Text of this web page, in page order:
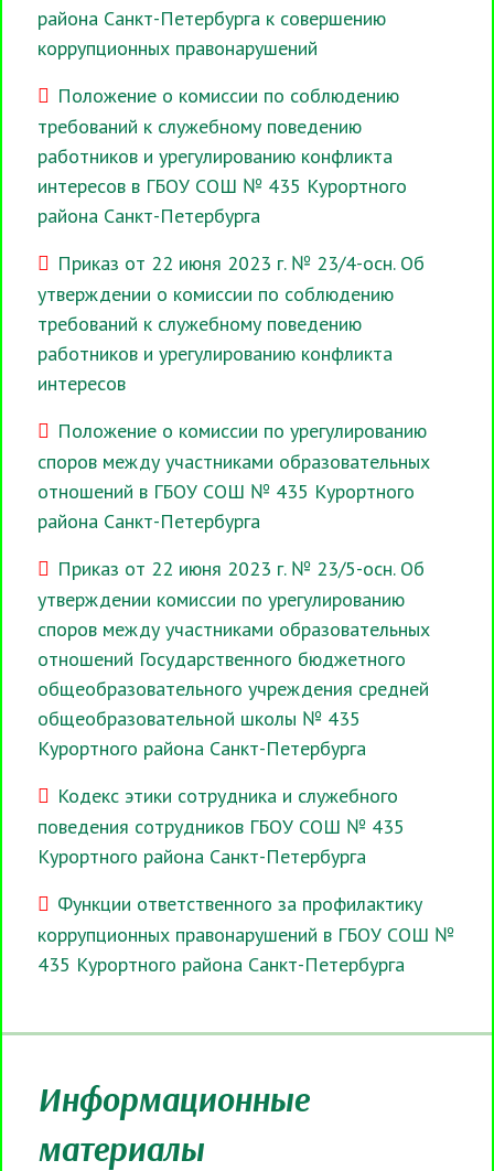
района Санкт-Петербурга к совершению
коррупционных правонарушений
Положение о комиссии по соблюдению
требований к служебному поведению
работников и урегулированию конфликта
интересов в ГБОУ СОШ № 435 Курортного
района Санкт-Петербурга
Приказ от 22 июня 2023 г. № 23/4-осн. Об
утверждении о комиссии по соблюдению
требований к служебному поведению
работников и урегулированию конфликта
интересов
Положение о комиссии по урегулированию
споров между участниками образовательных
отношений в ГБОУ СОШ № 435 Курортного
района Санкт-Петербурга
Приказ от 22 июня 2023 г. № 23/5-осн. Об
утверждении комиссии по урегулированию
споров между участниками образовательных
отношений Государственного бюджетного
общеобразовательного учреждения средней
общеобразовательной школы № 435
Курортного района Санкт-Петербурга
Кодекс этики сотрудника и служебного
поведения сотрудников ГБОУ СОШ № 435
Курортного района Санкт-Петербурга
Функции ответственного за профилактику
коррупционных правонарушений в ГБОУ СОШ №
435 Курортного района Санкт-Петербурга
Информационные
материалы